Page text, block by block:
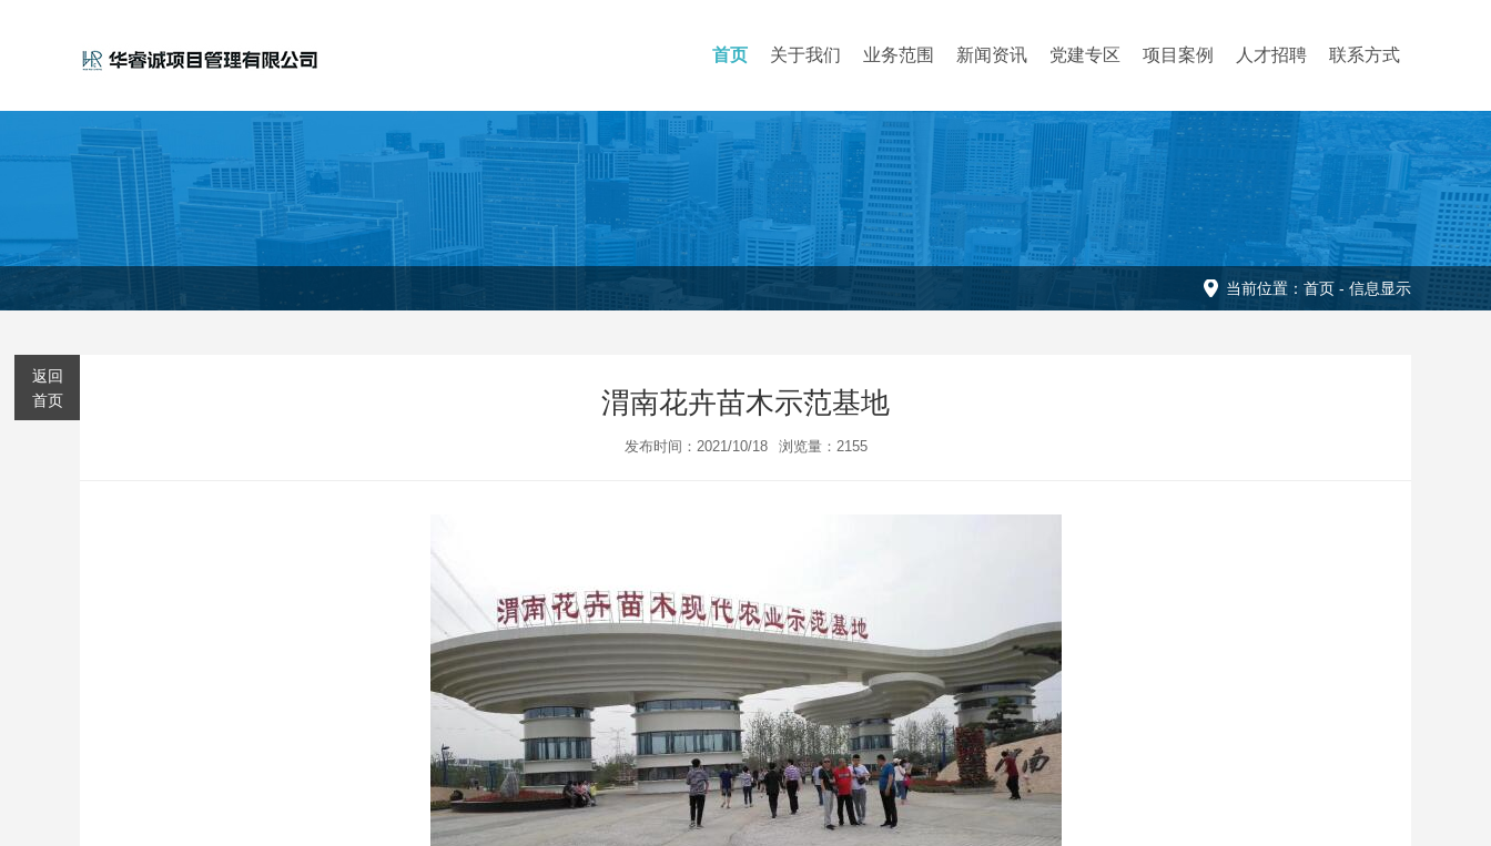
首页 关于我们 业务范围 新闻资讯 党建专区 项目案例 人才招聘 联系方式
当前位置： 首页 - 信息显示
返回
首页
渭南花卉苗木示范基地
发布时间：2021/10/18 浏览量：2155